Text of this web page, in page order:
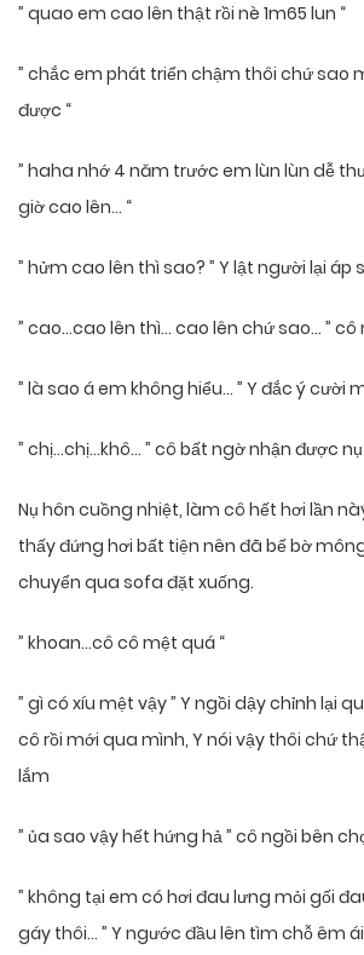
” quao em cao lên thật rồi nè 1m65 lun “
” chắc em phát triển chậm thôi chứ sao
được “
” haha nhớ 4 năm trước em lùn lùn dễ
giờ cao lên… “
” hửm cao lên thì sao? ” Y lật người lại
” cao…cao lên thì… cao lên chứ sao… ”
” là sao á em không hiểu… ” Y đắc ý cười
” chị…chị…khô… ” cô bất ngờ nhận được
Nụ hôn cuồng nhiệt, làm cô hết hơi lần
thấy đứng hơi bất tiện nên đã bế bờ
chuyển qua sofa đặt xuống.
” khoan…cô cô mệt quá “
” gì có xíu mệt vậy ” Y ngồi dậy chỉnh lại
cô rồi mới qua mình, Y nói vậy thôi chứ
lắm
” ủa sao vậy hết hứng hả ” cô ngồi bên
” không tại em có hơi đau lưng mỏi gối
gáy thôi… ” Y ngước đầu lên tìm chỗ êm